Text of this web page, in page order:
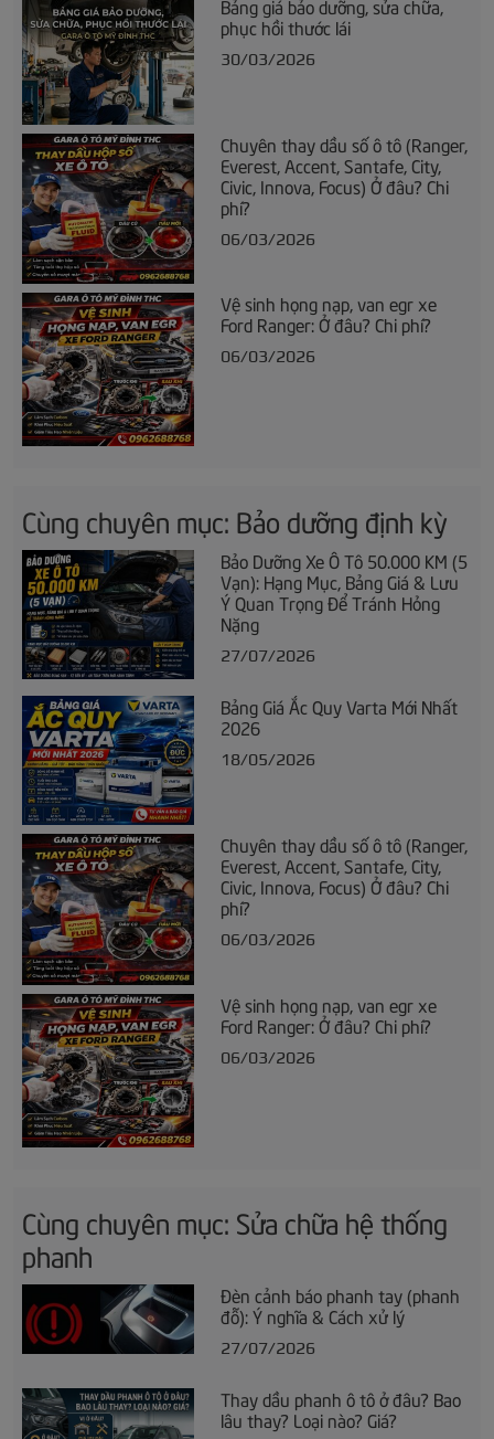
Bảng giá bảo dưỡng, sửa chữa,
phục hồi thước lái
30/03/2026
Chuyên thay dầu số ô tô (Ranger,
Everest, Accent, Santafe, City,
Civic, Innova, Focus) Ở đâu? Chi
phí?
06/03/2026
Vệ sinh họng nạp, van egr xe
Ford Ranger: Ở đâu? Chi phí?
06/03/2026
Cùng chuyên mục: Bảo dưỡng định kỳ
Bảo Dưỡng Xe Ô Tô 50.000 KM (5
Vạn): Hạng Mục, Bảng Giá & Lưu
Ý Quan Trọng Để Tránh Hỏng
Nặng
27/07/2026
Bảng Giá Ắc Quy Varta Mới Nhất
2026
18/05/2026
Chuyên thay dầu số ô tô (Ranger,
Everest, Accent, Santafe, City,
Civic, Innova, Focus) Ở đâu? Chi
phí?
06/03/2026
Vệ sinh họng nạp, van egr xe
Ford Ranger: Ở đâu? Chi phí?
06/03/2026
Cùng chuyên mục: Sửa chữa hệ thống
phanh
Đèn cảnh báo phanh tay (phanh
đỗ): Ý nghĩa & Cách xử lý
27/07/2026
Thay dầu phanh ô tô ở đâu? Bao
lâu thay? Loại nào? Giá?